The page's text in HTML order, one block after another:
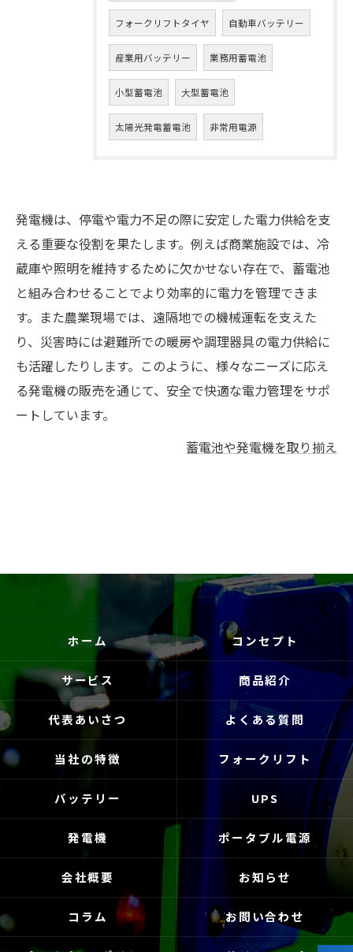
フォークリフトタイヤ 自動車バッテリー
産業用バッテリー 業務用蓄電池
小型蓄電池 大型蓄電池
太陽光発電蓄電池 非常用電源
発電機は、停電や電力不足の際に安定した電力供給を支
える重要な役割を果たします。例えば商業施設では、冷
蔵庫や照明を維持するために欠かせない存在で、蓄電池
と組み合わせることでより効率的に電力を管理できま
す。また農業現場では、遠隔地での機械運転を支えた
り、災害時には避難所での暖房や調理器具の電力供給に
も活躍したりします。このように、様々なニーズに応え
る発電機の販売を通じて、安全で快適な電力管理をサポ
ートしています。
蓄電池や発電機を取り揃え
ホーム コンセプト
サービス 商品紹介
代表あいさつ よくある質問
当社の特徴 フォークリフト
バッテリー UPS
発電機 ポータブル電源
会社概要 お知らせ
コラム お問い合わせ